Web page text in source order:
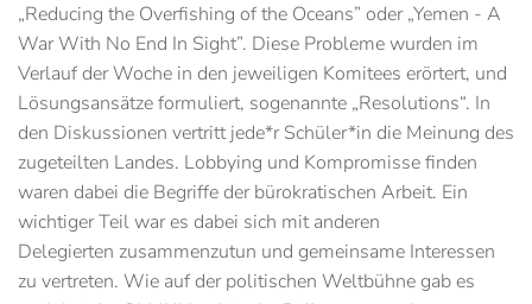
„Reducing the Overfishing of the Oceans” oder „Yemen - A
War With No End In Sight”. Diese Probleme wurden im
Verlauf der Woche in den jeweiligen Komitees erörtert, und
Lösungsansätze formuliert, sogenannte „Resolutions“. In
den Diskussionen vertritt jede*r Schüler*in die Meinung des
zugeteilten Landes. Lobbying und Kompromisse finden
waren dabei die Begriffe der bürokratischen Arbeit. Ein
wichtiger Teil war es dabei sich mit anderen
Delegierten zusammenzutun und gemeinsame Interessen
zu vertreten. Wie auf der politischen Weltbühne gab es